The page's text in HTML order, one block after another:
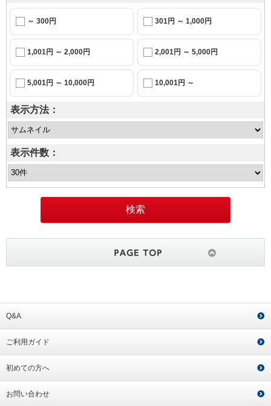
～ 300円 301円 ～ 1,000円
1,001円 ～ 2,000円 2,001円 ～ 5,000円
5,001円 ～ 10,000円 10,001円 ～
表示方法：
表示件数：
Q&A
ご利用ガイド
初めての方へ
お問い合わせ